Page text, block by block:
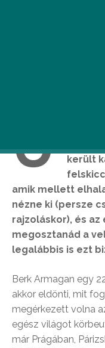
U
került
amik mellett
nézne ki (persze
rajzoláskor), és az
megosztanád a
legalábbis is ezt
Berk Armagan egy
akkor eldönti, mit
megérkezett volna
egész világot
már Prágában,